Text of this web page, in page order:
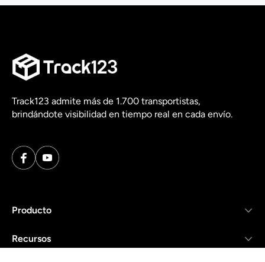
Track123 admite más de 1.700 transportistas,
brindándote visibilidad en tiempo real en cada envío.
Producto
Recursos